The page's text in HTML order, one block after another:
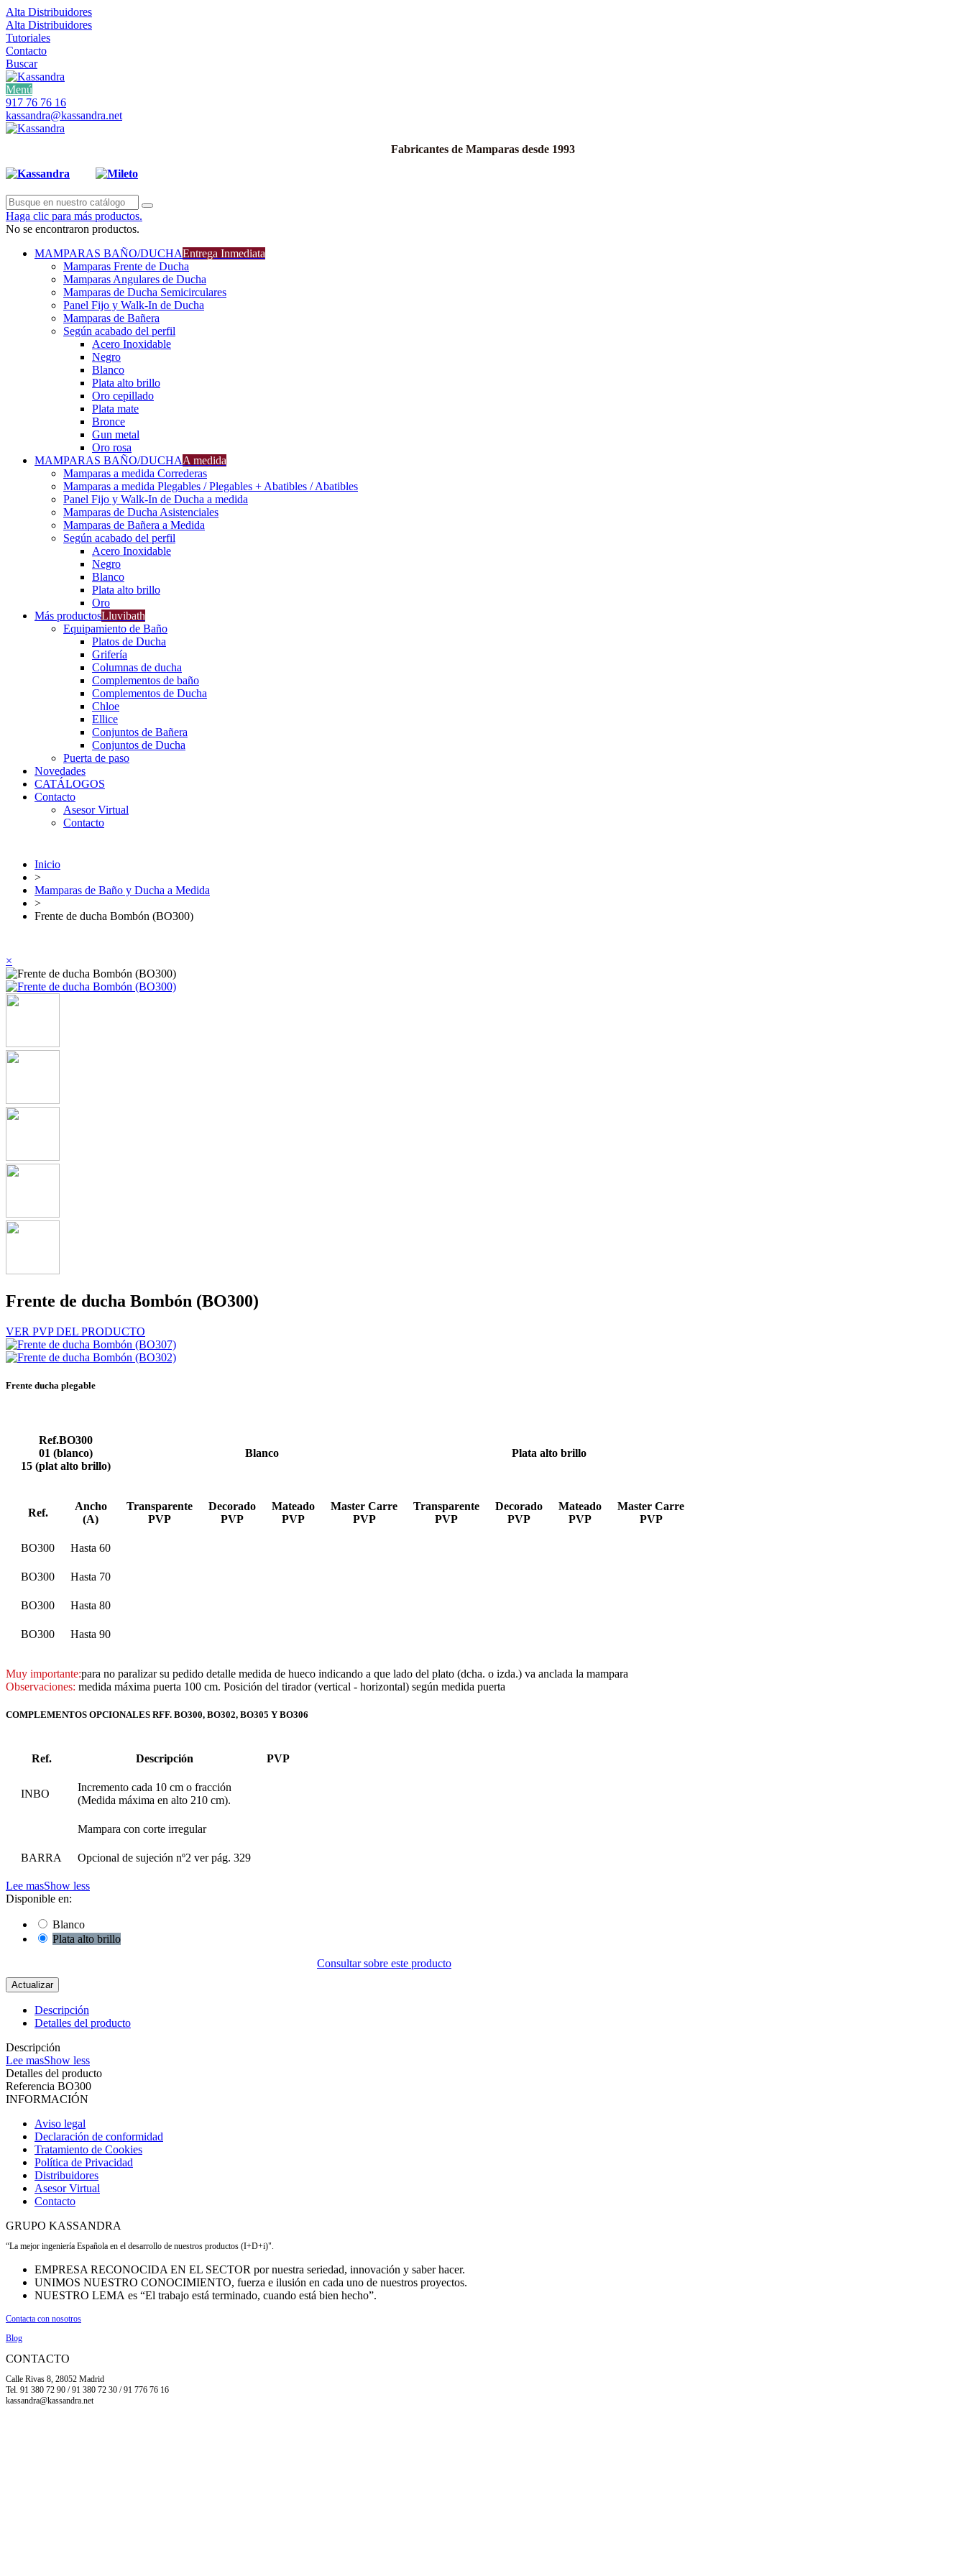
Alta Distribuidores
Alta Distribuidores
Tutoriales
Contacto
Buscar
Menú
917 76 76 16
kassandra@kassandra.net
Fabricantes de Mamparas desde 1993
Haga clic para más productos.
No se encontraron productos.
MAMPARAS BAÑO/DUCHAEntrega Inmediata
Mamparas Frente de Ducha
Mamparas Angulares de Ducha
Mamparas de Ducha Semicirculares
Panel Fijo y Walk-In de Ducha
Mamparas de Bañera
Según acabado del perfil
Acero Inoxidable
Negro
Blanco
Plata alto brillo
Oro cepillado
Plata mate
Bronce
Gun metal
Oro rosa
MAMPARAS BAÑO/DUCHAA medida
Mamparas a medida Correderas
Mamparas a medida Plegables / Plegables + Abatibles / Abatibles
Panel Fijo y Walk-In de Ducha a medida
Mamparas de Ducha Asistenciales
Mamparas de Bañera a Medida
Según acabado del perfil
Acero Inoxidable
Negro
Blanco
Plata alto brillo
Oro
Más productosLluvibath
Equipamiento de Baño
Platos de Ducha
Grifería
Columnas de ducha
Complementos de baño
Complementos de Ducha
Chloe
Ellice
Conjuntos de Bañera
Conjuntos de Ducha
Puerta de paso
Novedades
CATÁLOGOS
Contacto
Asesor Virtual
Contacto
Inicio
>
Mamparas de Baño y Ducha a Medida
>
Frente de ducha Bombón (BO300)
×
Frente de ducha Bombón (BO300)
VER PVP DEL PRODUCTO
Frente ducha plegable
Ref.BO300
01 (blanco)
15 (plat alto brillo)
Blanco Plata alto brillo
Ref.
Ancho
(A)
Transparente
PVP
Decorado
PVP
Mateado
PVP
Master Carre
PVP
Transparente
PVP
Decorado
PVP
Mateado
PVP
Master Carre
PVP
BO300 Hasta 60
BO300 Hasta 70
BO300 Hasta 80
BO300 Hasta 90
Muy importante:para no paralizar su pedido detalle medida de hueco indicando a que lado del plato (dcha. o izda.) va anclada la mampara
Observaciones: medida máxima puerta 100 cm. Posición del tirador (vertical - horizontal) según medida puerta
COMPLEMENTOS OPCIONALES RFF. BO300, BO302, BO305 Y BO306
Ref. Descripción PVP
INBO
Incremento cada 10 cm o fracción
(Medida máxima en alto 210 cm).
Mampara con corte irregular
BARRA Opcional de sujeción nº2 ver pág. 329
Lee masShow less
Disponible en:
Blanco
Plata alto brillo
Consultar sobre este producto
Descripción
Detalles del producto
Descripción
Lee masShow less
Detalles del producto
Referencia BO300
INFORMACIÓN
Aviso legal
Declaración de conformidad
Tratamiento de Cookies
Política de Privacidad
Distribuidores
Asesor Virtual
Contacto
GRUPO KASSANDRA
“La mejor ingeniería Española en el desarrollo de nuestros productos (I+D+i)".
EMPRESA RECONOCIDA EN EL SECTOR por nuestra seriedad, innovación y saber hacer.
UNIMOS NUESTRO CONOCIMIENTO, fuerza e ilusión en cada uno de nuestros proyectos.
NUESTRO LEMA es “El trabajo está terminado, cuando está bien hecho”.
Contacta con nosotros
Blog
CONTACTO
Calle Rivas 8, 28052 Madrid
Tel. 91 380 72 90 / 91 380 72 30 / 91 776 76 16
kassandra@kassandra.net